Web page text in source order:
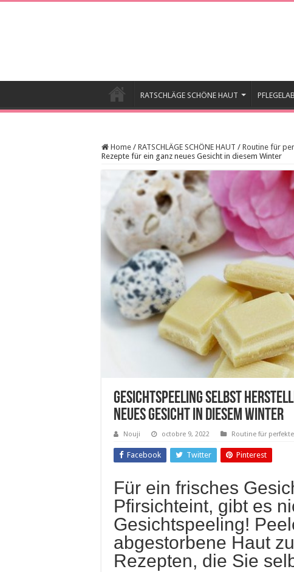
RATSCHLÄGE SCHÖNE HAUT
Home / RATSCHLÄGE SCHÖNE HAUT / Routine für
Rezepte für ein ganz neues Gesicht in diesem Winter
Gesichtspeeling selbst
neues Gesicht in diesem Winter
Nouji octobre 9, 2022 Routine für
Facebook Twitter Pinterest
Für ein frisches
Pfirsichteint, gibt es
Gesichtspeeling!
abgestorbene Haut
Rezepten, die Sie